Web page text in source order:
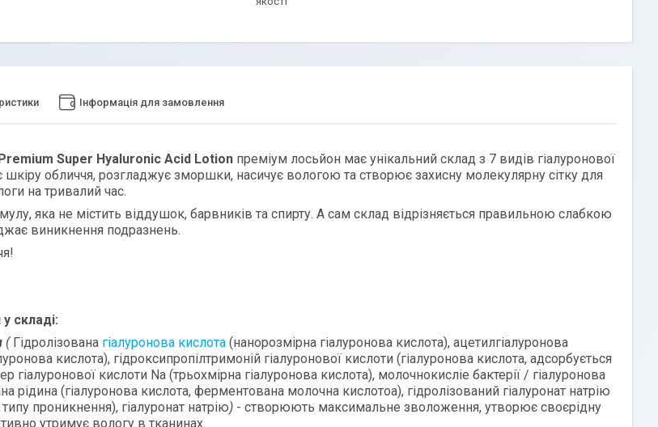
Інформація для замовлення
Super Hyaluronic Acid Lotion преміум лосьйон має унікальний склад з 7 видів гіалуронової
обличчя, розгладжує зморшки, насичує вологою та створює захисну молекулярну сітку для
на тривалий час.
яка не містить віддушок, барвників та спирту. А сам склад відрізняється правильною слабкою
виникнення подразнень.
у складі:
(Гідролізована гіалуронова кислота (нанорозмірна гіалуронова кислота), ацетилгіалуронова
кислота), гідроксипропілтримоній гіалуронової кислоти (гіалуронова кислота, адсорбується
гіалуронової кислоти Na (трьохмірна гіалуронова кислота), молочнокисліе бактерії / гіалуронова
рідина (гіалуронова кислота, ферментована молочна кислотоа), гідролізований гіалуронат натрію
проникнення), гіалуронат натрію) - створюють максимальне зволоження, утворює своєрідну
утримує вологу в тканинах.